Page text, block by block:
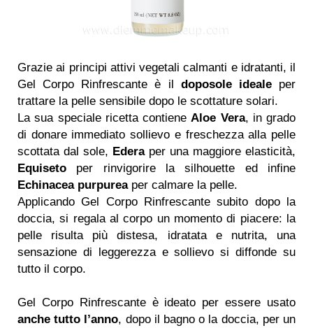
Grazie ai principi attivi vegetali calmanti e idratanti, il
Gel Corpo Rinfrescante è il doposole idealeper
trattare la pelle sensibile dopo le scottature solari.
La sua speciale ricetta contieneAloe Vera, in grado
di donare immediato sollievo e freschezza alla pelle
scottata dal sole, Ederaper una maggiore elasticità,
Equiseto per rinvigorire la silhouette ed infine
Echinacea purpureaper calmare la pelle.
Applicando Gel Corpo Rinfrescante subito dopo la
doccia, si regala al corpo un momento di piacere: la
pelle risulta più distesa, idratata e nutrita, una
sensazione di leggerezza e sollievo si diffonde su
tutto il corpo.
Gel Corpo Rinfrescante è ideato per essere usato
anche tutto l’anno, dopo il bagno o la doccia, per un